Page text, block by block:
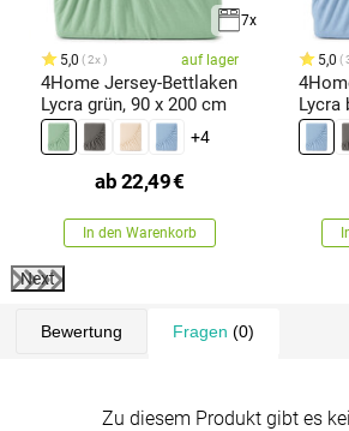
7x
5,0 2x auf lager
4Home Jersey-Bettlaken
Lycra grün, 90 x 200 cm
+4
ab 22,49€
In den Warenkorb
5,0
Lycra
Next
Bewertung Fragen (0)
Zu diesem Produkt gibt es